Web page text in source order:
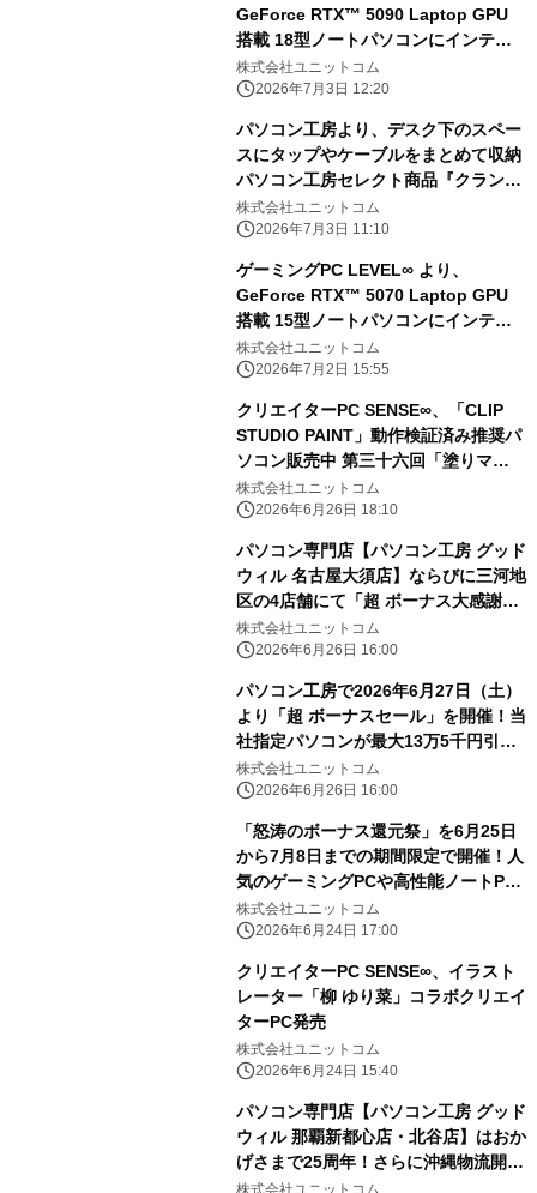
GeForce RTX™ 5090 Laptop GPU
搭載 18型ノートパソコンにインテル®
Core™ Ultra 9 プロセッサー290HX
Plus搭載モデルが登場
株式会社ユニットコム
2026年7月3日 12:20
パソコン工房より、デスク下のスペー
スにタップやケーブルをまとめて収納
パソコン工房セレクト商品『クランプ
式ケーブルオーガナイザー』発売
株式会社ユニットコム
2026年7月3日 11:10
ゲーミングPC LEVEL∞ より、
GeForce RTX™ 5070 Laptop GPU
搭載 15型ノートパソコンにインテル®
Core™ Ultra 7 プロセッサー 270HX
Plus搭載モデルが登場
株式会社ユニットコム
2026年7月2日 15:55
クリエイターPC SENSE∞、「CLIP
STUDIO PAINT」動作検証済み推奨パ
ソコン販売中 第三十六回「塗りマ
ス！」協賛 クーポン値引きキャンペー
ン実施
株式会社ユニットコム
2026年6月26日 18:10
パソコン専門店【パソコン工房 グッド
ウィル 名古屋大須店】ならびに三河地
区の4店舗にて「超 ボーナス大感謝セ
ール」を6月27日（土）より期間限定
で開催！「オススメ即納パソコン」を
等のセール商品を記念プライスにてご
提供します
株式会社ユニットコム
2026年6月26日 16:00
パソコン工房で2026年6月27日（土）
より「超 ボーナスセール」を開催！当
社指定パソコンが最大13万5千円引
き、さらにセール期間限定の「PCパー
ツ・周辺機器等の日替わりセール商
供！
株式会社ユニットコム
2026年6月26日 16:00
「怒涛のボーナス還元祭」を6月25日
から7月8日までの期間限定で開催！人
気のゲーミングPCや高性能ノートPC
など対象iiyama PCのご購入で最大3万
円分相当を還元
株式会社ユニットコム
2026年6月24日 17:00
クリエイターPC SENSE∞、イラスト
レーター「柳 ゆり菜」コラボクリエイ
ターPC発売
株式会社ユニットコム
2026年6月24日 15:40
パソコン専門店【パソコン工房 グッド
ウィル 那覇新都心店・北谷店】はおか
げさまで25周年！さらに沖縄物流開
設！日頃のご愛顧に感謝を込めた「超
株式会社ユニットコム